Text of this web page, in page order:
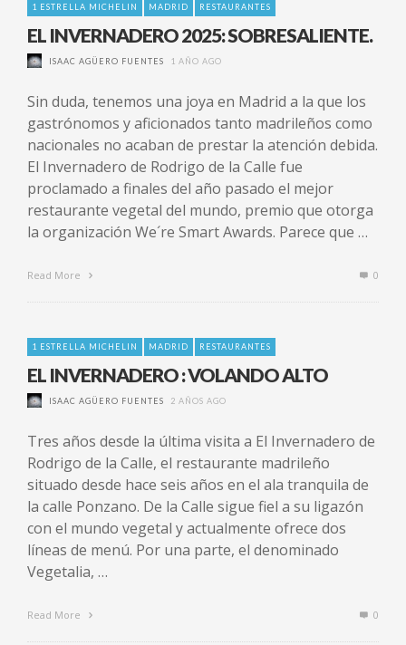
1 ESTRELLA MICHELIN MADRID RESTAURANTES
EL INVERNADERO 2025: SOBRESALIENTE.
ISAAC AGÜERO FUENTES 1 AÑO AGO
Sin duda, tenemos una joya en Madrid a la que los
gastrónomos y aficionados tanto madrileños como
nacionales no acaban de prestar la atención debida.
El Invernadero de Rodrigo de la Calle fue
proclamado a finales del año pasado el mejor
restaurante vegetal del mundo, premio que otorga
la organización We´re Smart Awards. Parece que …
Read More 0
1 ESTRELLA MICHELIN MADRID RESTAURANTES
EL INVERNADERO : VOLANDO ALTO
ISAAC AGÜERO FUENTES 2 AÑOS AGO
Tres años desde la última visita a El Invernadero de
Rodrigo de la Calle, el restaurante madrileño
situado desde hace seis años en el ala tranquila de
la calle Ponzano. De la Calle sigue fiel a su ligazón
con el mundo vegetal y actualmente ofrece dos
líneas de menú. Por una parte, el denominado
Vegetalia, …
Read More 0